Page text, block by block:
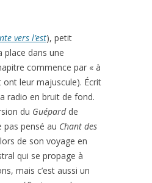
vers l’est), petit
place dans une
commence par « à
ont leur majuscule). Écrit
radio en bruit de fond.
du Guépardde
pas pensé au Chant des
de son voyage en
qui se propage à
mais c’est aussi un